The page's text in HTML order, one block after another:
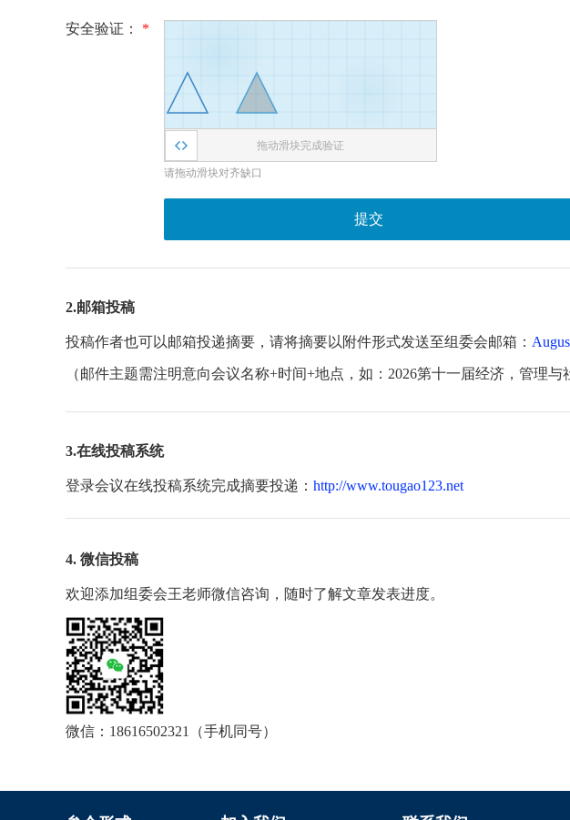
安全验证： *
拖动滑块完成验证
请拖动滑块对齐缺口
提交
2.邮箱投稿
投稿作者也可以邮箱投递摘要，请将摘要以附件形式发送至组委会邮箱：
（邮件主题需注明意向会议名称+时间+地点，如：2026第十一届经济，管理与
3.在线投稿系统
登录会议在线投稿系统完成摘要投递： http://www.tougao123.net
4. 微信投稿
欢迎添加组委会王老师微信咨询，随时了解文章发表进度。
微信：18616502321（手机同号）